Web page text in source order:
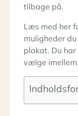
tilbage på.
Læs med her
muligheder
plakat. Du
vælge imellem.